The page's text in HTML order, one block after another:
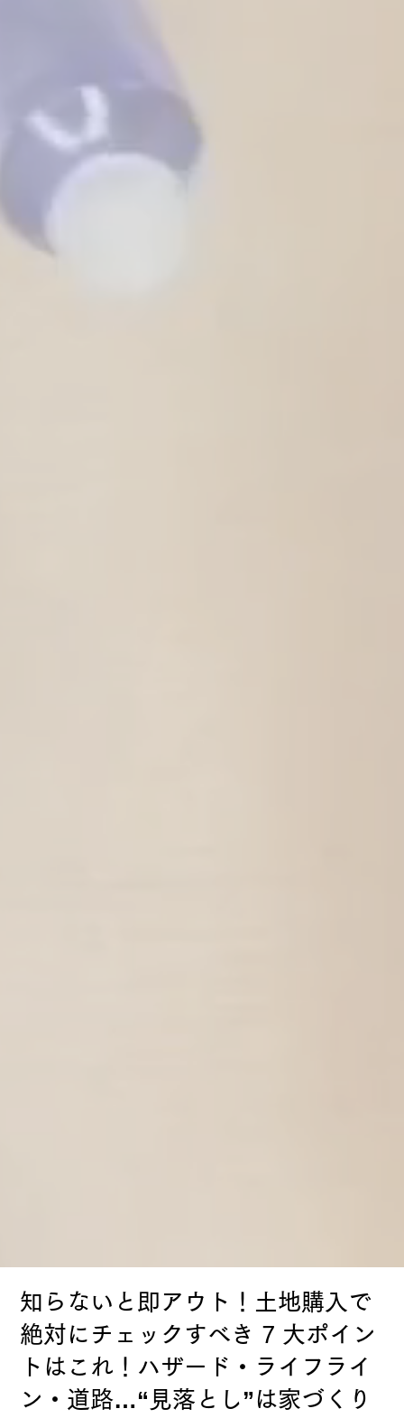
知らないと即アウト！土地購入で
絶対にチェックすべき 7 大ポイン
トはこれ！ハザード・ライフライ
ン・道路…“見落とし”は家づくり